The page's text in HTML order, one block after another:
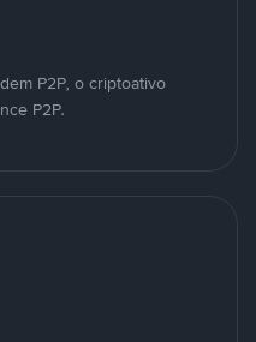
P2P, o criptoativo
P2P.